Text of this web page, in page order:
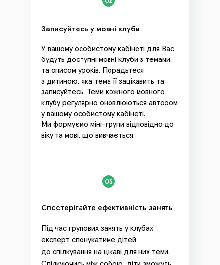
Під час групових занять у клубах
експерт спонукатиме дітей
до спілкування на цікаві для них теми.
Записуйтесь у мовні клуби
Спостерігайте ефективність занять
У вашому особистому кабінеті для Вас
будуть доступні мовні клуби з темами
та описом уроків. Порадьтеся
з дитиною, яка тема її зацікавить та
записуйтесь. Теми кожного мовного
клубу регулярно оновлюються автором
у вашому особистому кабінеті.
Ми формуємо міні-групи відповідно до
віку та мові, що вивчається.